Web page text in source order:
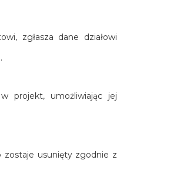
zgłasza dane działowi
projekt, umożliwiając jej
usunięty zgodnie z